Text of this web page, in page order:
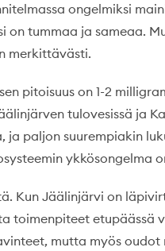
ongelmiksi
on tummaa ja sameaa.
merkittävästi.
pitoisuus on 1-2
tulovesissä ja
ja paljon suurempiakin
ykkösongelma
Kun Jäälinjärvi on
toimenpiteet etupäässä
mutta myös